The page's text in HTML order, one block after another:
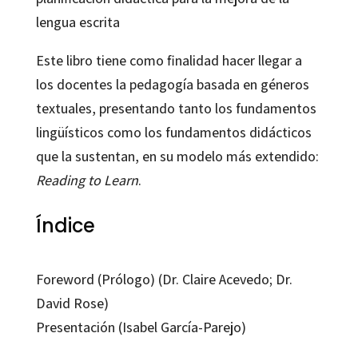
lengua escrita
Este libro tiene como finalidad hacer llegar a
los docentes la pedagogía basada en géneros
textuales, presentando tanto los fundamentos
lingüísticos como los fundamentos didácticos
que la sustentan, en su modelo más extendido:
Reading to Learn.
Índice
Foreword (Prólogo) (Dr. Claire Acevedo; Dr.
David Rose)
Presentación (Isabel García-Parejo)